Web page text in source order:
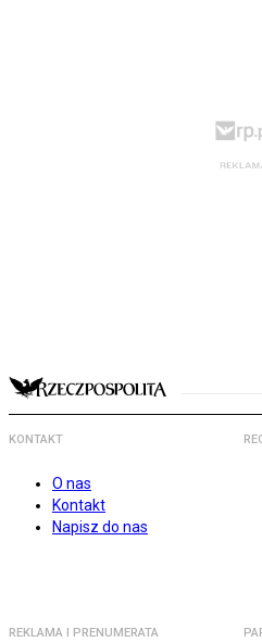
KONTAKT
O nas
Kontakt
Napisz do nas
REKLAMA I PRENUMERATA